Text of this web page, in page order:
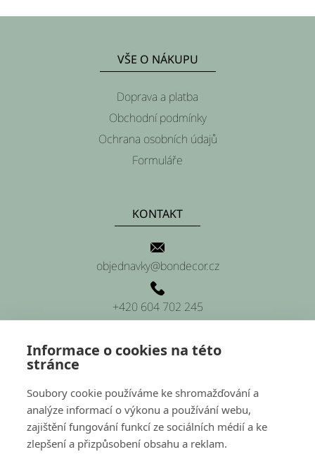
Informace o cookies na této
stránce
Soubory cookie používáme ke shromažďování a
analýze informací o výkonu a používání webu,
zajištění fungování funkcí ze sociálních médií a ke
zlepšení a přizpůsobení obsahu a reklam.
VŠE O NÁKUPU
Doprava a platba
Obchodní podmínky
Ochrana osobních údajů
Formuláře
KONTAKT
objednavky@bondecor.cz
+420 604 702 245
Platnéřská 88/9, Praha 1 (sídlo firmy)